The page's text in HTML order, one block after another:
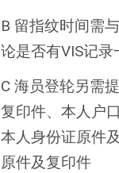
B 留指纹时间需
论是否有VIS记录
C 海员登轮另需
复印件、本人户
本人身份证原件
原件及复印件